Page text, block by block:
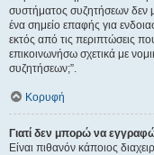
συστήματος συζητήσεων δεν
ένα σημείο επαφής για
εκτός από τις περιπτώσεις
επικοινωνήσω σχετικά με
συζητήσεων;”.
Κορυφή
Γιατί δεν μπορώ να
Είναι πιθανόν κάποιος